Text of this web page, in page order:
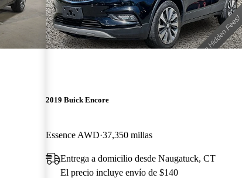
2019 Buick Encore
Essence AWD 37,350 millas
Entrega a domicilio desde Naugatuck, CT
El precio incluye envío de $140